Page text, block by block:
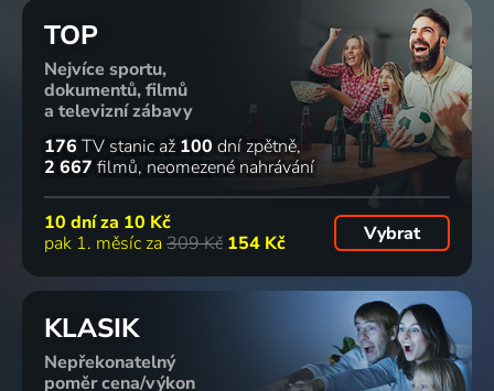
TOP
Nejvíce sportu,
dokumentů, filmů
a televizní zábavy
176 TV stanic až 100 dní zpětně
2 667 filmů neomezené nahrávání
10 dní za 10 Kč
pak 1. měsíc za 309 Kč 154 Kč Vybrat
KLASIK
Nepřekonatelný
poměr cena/výkon